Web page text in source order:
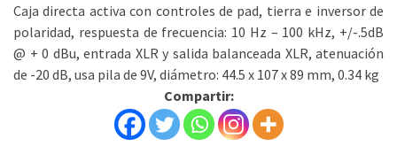
Caja directa activa con controles de pad, tierra e inversor de
polaridad, respuesta de frecuencia: 10 Hz – 100 kHz, +/-.5dB
@ + 0 dBu, entrada XLR y salida balanceada XLR, atenuación
de -20 dB, usa pila de 9V, diámetro: 44.5 x 107 x 89 mm, 0.34 kg
Compartir: